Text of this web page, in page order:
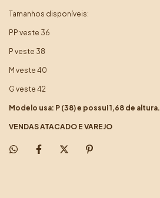
Tamanhos disponíveis:
PP veste 36
P veste 38
M veste 40
G veste 42
Modelo usa: P (38) e possui 1,68 de altura.
VENDAS ATACADO E VAREJO